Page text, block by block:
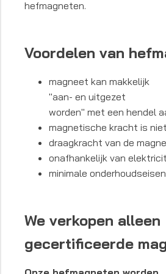
hefmagneten.
Voordelen van
magneet kan makkelijk
"aan- en uitgezet
worden" met een hendel
magnetische kracht is
draagkracht van de
onafhankelijk van
minimale onderhoudseisen
We verkopen alleen
gecertificeerde